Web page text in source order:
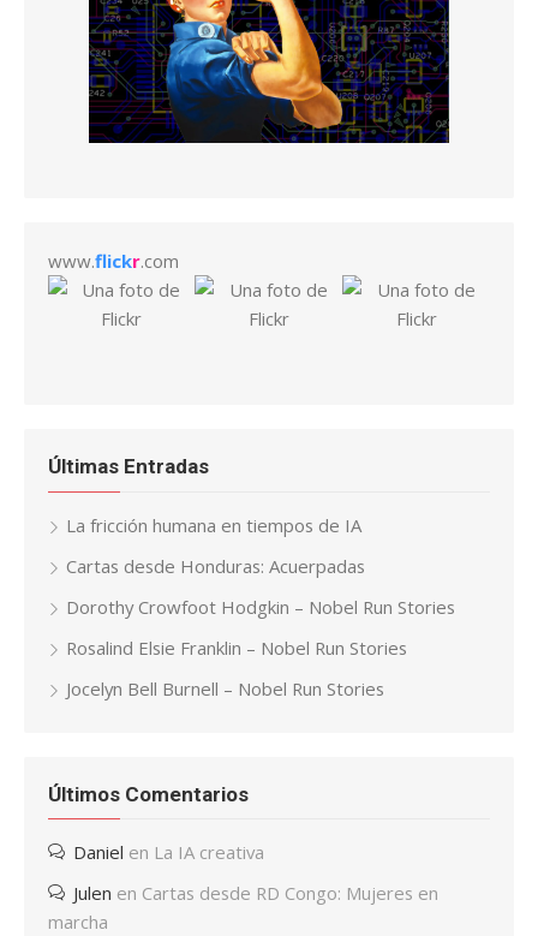
www.flickr.com
Últimas Entradas
La fricción humana en tiempos de IA
Cartas desde Honduras: Acuerpadas
Dorothy Crowfoot Hodgkin – Nobel Run Stories
Rosalind Elsie Franklin – Nobel Run Stories
Jocelyn Bell Burnell – Nobel Run Stories
Últimos Comentarios
Daniel en La IA creativa
Julen en Cartas desde RD Congo: Mujeres en
marcha